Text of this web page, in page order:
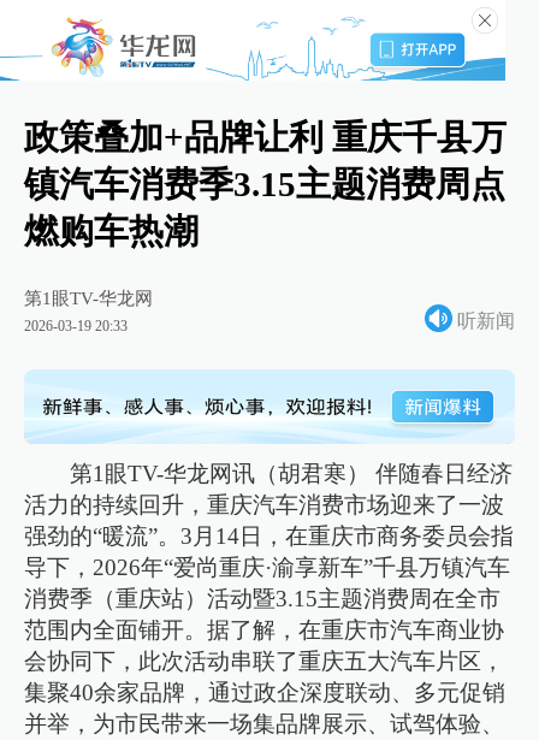
政策叠加+品牌让利 重庆千县万
镇汽车消费季3.15主题消费周点
燃购车热潮
第1眼TV-华龙网
2026-03-19 20:33 听新闻
第1眼TV-华龙网讯（胡君寒） 伴随春日经济
活力的持续回升，重庆汽车消费市场迎来了一波
强劲的“暖流”。3月14日，在重庆市商务委员会指
导下，2026年“爱尚重庆·渝享新车”千县万镇汽车
消费季（重庆站）活动暨3.15主题消费周在全市
范围内全面铺开。据了解，在重庆市汽车商业协
会协同下，此次活动串联了重庆五大汽车片区，
集聚40余家品牌，通过政企深度联动、多元促销
并举，为市民带来一场集品牌展示、试驾体验、